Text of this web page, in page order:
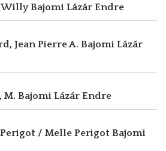
WillyBajomi Lázár Endre
Jean Pierre A. Bajomi Lázár
M. Bajomi Lázár Endre
Perigot / Melle Perigot Bajomi